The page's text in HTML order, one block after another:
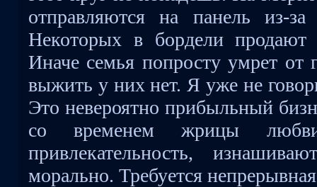
отправляются на панель из-
Некоторых в бордели продают
Иначе семья попросту умрет от
выжить у них нет. Я уже не
Это невероятно прибыльный
со временем жрицы
привлекательность,
морально. Требуется